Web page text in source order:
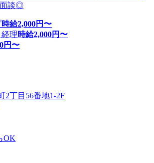
面談◎
時給2,000円〜
理時給2,000円〜
円〜
2丁目56番地1-2F
OK